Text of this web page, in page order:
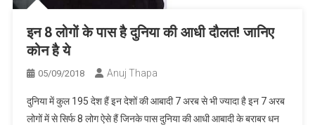
इन 8 लोगों के पास है दुनिया की आधी दौलत! जानिए
कोन है ये
05/09/2018 Anuj Thapa
दुनिया में कुल 195 देश हैं इन देशों की आबादी 7 अरब से भी ज्यादा है इन 7 अरब
लोगों में से सिर्फ 8 लोग ऐसे हैं जिनके पास दुनिया की आधी आबादी के बराबर धन